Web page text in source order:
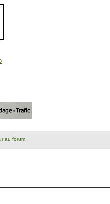
au forum